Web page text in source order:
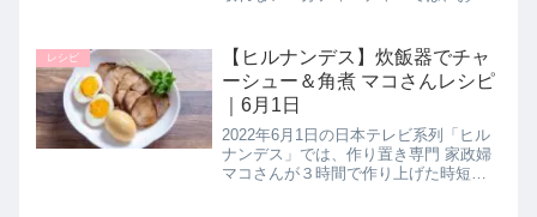
スパラベーコンおにぎり】の作り方を
教えてくれたので詳しく紹介...
レシピ
【ヒルナンデス】炊飯器でチャ
ーシュー＆角煮 マコさんレシピ
｜6月1日
2022年6月1日の日本テレビ系列「ヒル
ナンデス」では、作り置き専門 家政婦
マコさんが３時間で作り上げた時短レ